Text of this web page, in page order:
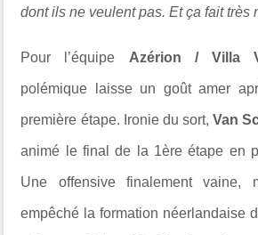
dont ils ne veulent pas. Et ça fait très
Pour l’équipe Azérion / Villa
polémique laisse un goût amer
première étape. Ironie du sort, Van
animé le final de la 1ère étape en
Une offensive finalement vaine,
empêché la formation néerlandaise